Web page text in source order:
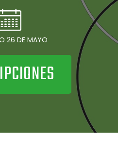
26 DE MAYO